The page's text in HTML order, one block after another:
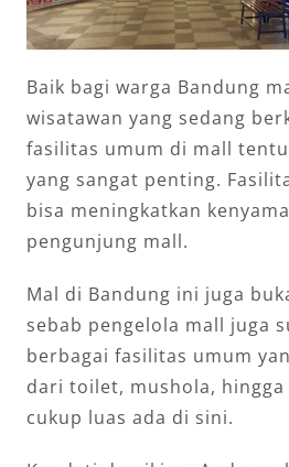
Baik bagi warga Bandung
wisatawan yang sedang
fasilitas umum di mall
yang sangat penting.
bisa meningkatkan
pengunjung mall.
Mal di Bandung ini juga
sebab pengelola mall juga
berbagai fasilitas umum
dari toilet, mushola,
cukup luas ada di sini.